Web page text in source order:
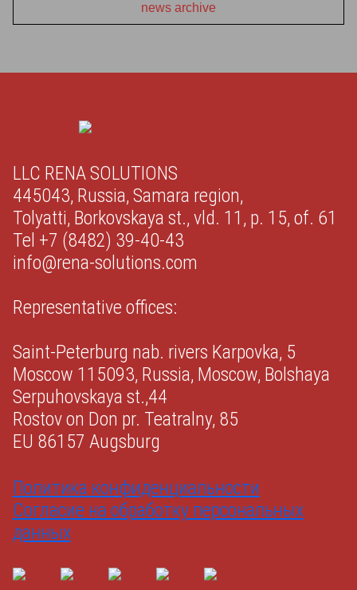
news archive
LLC RENA SOLUTIONS
445043, Russia, Samara region,
Tolyatti, Borkovskaya st., vld. 11, p. 15, of. 61
Tel +7 (8482) 39-40-43
info@rena-solutions.com
Representative offices:
Saint-Peterburg nab. rivers Karpovka, 5
Moscow 115093, Russia, Moscow, Bolshaya
Serpuhovskaya st.,44
Rostov on Don pr. Teatralny, 85
EU 86157 Augsburg
Политика конфиденциальности
Согласие на обработку персональных
данных